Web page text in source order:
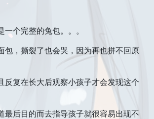
一个完整的兔包。。。
包，撕裂了也会哭，因为再也拼不回原
反复在长大后观察小孩子才会发现这个
最后目的而去指导孩子就很容易出现不